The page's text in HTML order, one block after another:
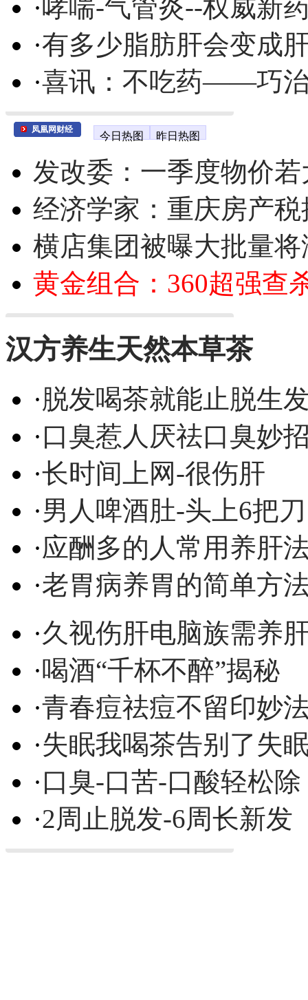
·哮喘-气管炎--权威新
·有多少脂肪肝会变成
·喜讯：不吃药——巧
凤凰网财经
今日热图 昨日热图
发改委：一季度物价
经济学家：重庆房产
横店集团被曝大批量
黄金组合：360超强查
汉方养生天然本草茶
·脱发喝茶就能止脱生
·口臭惹人厌祛口臭妙
·长时间上网-很伤肝
·男人啤酒肚-头上6把刀
·应酬多的人常用养肝
·老胃病养胃的简单方
·久视伤肝电脑族需养
·喝酒“千杯不醉”揭秘
·青春痘祛痘不留印妙
·失眠我喝茶告别了失
·口臭-口苦-口酸轻松除
·2周止脱发-6周长新发